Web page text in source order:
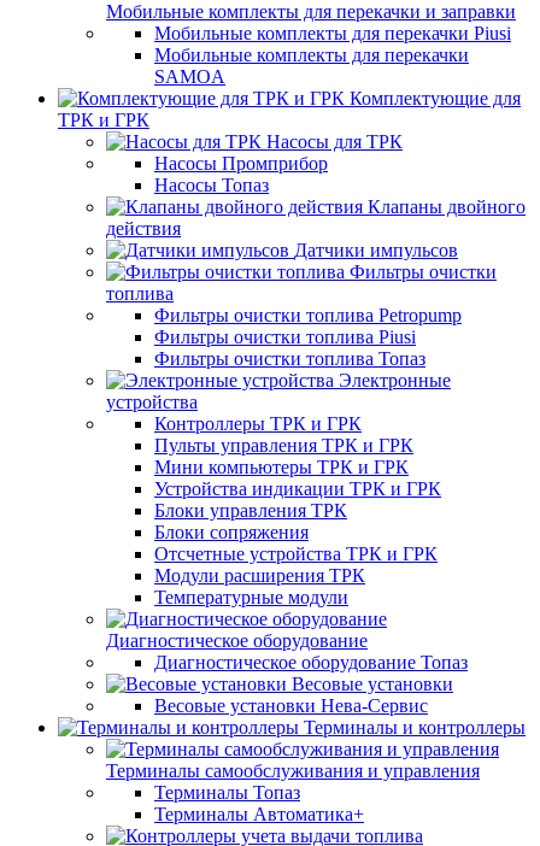
Мобильные комплекты для перекачки и заправки
Мобильные комплекты для перекачки Piusi
Мобильные комплекты для перекачки
SAMOA
Комплектующие для
ТРК и ГРК
Насосы для ТРК
Насосы Промприбор
Насосы Топаз
Клапаны двойного
действия
Датчики импульсов
Фильтры очистки
топлива
Фильтры очистки топлива Petropump
Фильтры очистки топлива Piusi
Фильтры очистки топлива Топаз
Электронные
устройства
Контроллеры ТРК и ГРК
Пульты управления ТРК и ГРК
Мини компьютеры ТРК и ГРК
Устройства индикации ТРК и ГРК
Блоки управления ТРК
Блоки сопряжения
Отсчетные устройства ТРК и ГРК
Модули расширения ТРК
Температурные модули
Диагностическое оборудование
Диагностическое оборудование Топаз
Весовые установки
Весовые установки Нева-Сервис
Терминалы и контроллеры
Терминалы самообслуживания и управления
Терминалы Топаз
Терминалы Автоматика+